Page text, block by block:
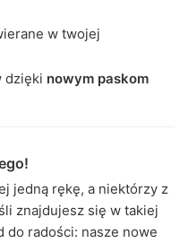
w twojej
dzięki nowym paskom
jedną rękę, a niektórzy z
znajdujesz się w takiej
do radości: nasze nowe